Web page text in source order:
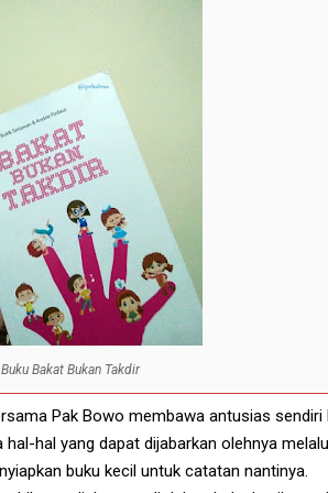
Buku Bakat Bukan Takdir
Pak Bowo membawa antusias sendiri
hal yang dapat dijabarkan olehnya
buku kecil untuk catatan nantinya.